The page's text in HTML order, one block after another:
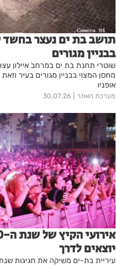
תושב בת ים נעצר
בבניין מגורים
שוטרי תחנת בת ים במרחב איילון
מחסן המצוי בבניין מגורים בעיר
אופניו
מערכת האתר 30.07.26
יוצאים לדרך